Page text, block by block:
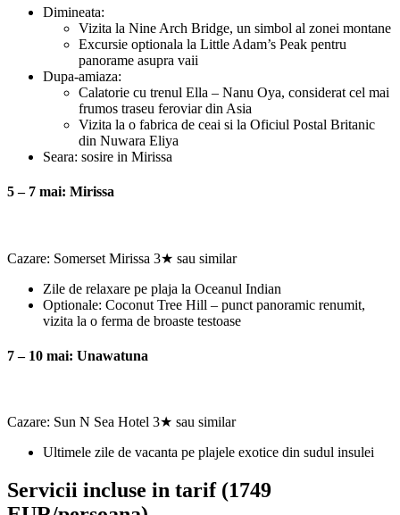
Dimineata:
Vizita la Nine Arch Bridge, un simbol al zonei montane
Excursie optionala la Little Adam’s Peak pentru
panorame asupra vaii
Dupa-amiaza:
Calatorie cu trenul Ella – Nanu Oya, considerat cel mai
frumos traseu feroviar din Asia
Vizita la o fabrica de ceai si la Oficiul Postal Britanic
din Nuwara Eliya
Seara: sosire in Mirissa
5 – 7 mai: Mirissa
Cazare: Somerset Mirissa 3★ sau similar
Zile de relaxare pe plaja la Oceanul Indian
Optionale: Coconut Tree Hill – punct panoramic renumit,
vizita la o ferma de broaste testoase
7 – 10 mai: Unawatuna
Cazare: Sun N Sea Hotel 3★ sau similar
Ultimele zile de vacanta pe plajele exotice din sudul insulei
Servicii incluse in tarif (1749